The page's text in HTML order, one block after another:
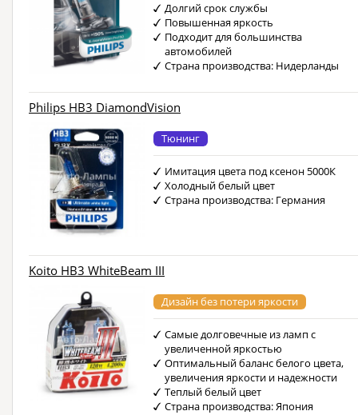
Долгий срок службы
Повышенная яркость
Подходит для большинства
автомобилей
Страна производства: Нидерланды
Philips HB3 DiamondVision
Тюнинг
Имитация цвета под ксенон 5000К
Холодный белый цвет
Страна производства: Германия
Koito HB3 WhiteBeam III
Дизайн без потери яркости
Самые долговечные из ламп с
увеличенной яркостью
Оптимальный баланс белого цвета,
увеличения яркости и надежности
Теплый белый цвет
Страна производства: Япония